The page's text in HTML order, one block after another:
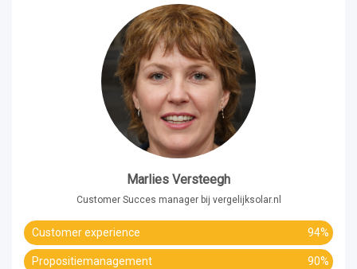
Marlies Versteegh
Customer Succes manager bij vergelijksolar.nl
Customer experience 94%
Propositiemanagement 90%